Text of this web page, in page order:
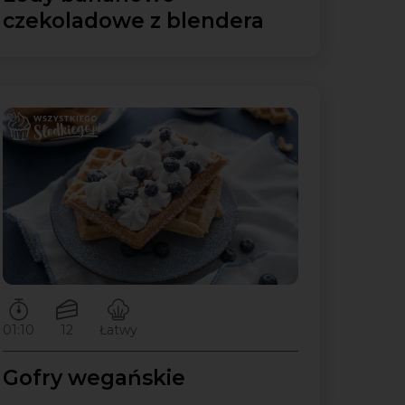
czekoladowe z blendera
Czas przygotowywania:
01:10
Ilość porcji:
12
Poziom trudności:
Łatwy
Gofry wegańskie